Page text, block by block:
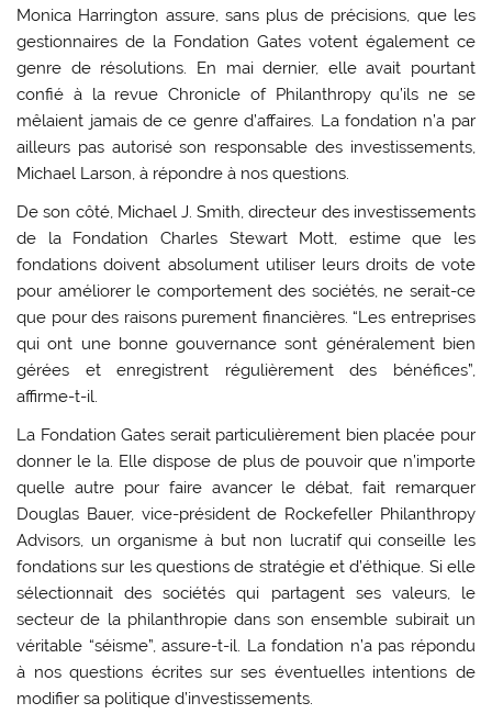
Monica Harrington assure, sans plus de précisions, que les
gestionnaires de la Fondation Gates votent également ce
genre de résolutions. En mai dernier, elle avait pourtant
confié à la revue Chronicle of Philanthropy qu’ils ne se
mêlaient jamais de ce genre d’affaires. La fondation n’a par
ailleurs pas autorisé son responsable des investissements,
Michael Larson, à répondre à nos questions.
De son côté, Michael J. Smith, directeur des investissements
de la Fondation Charles Stewart Mott, estime que les
fondations doivent absolument utiliser leurs droits de vote
pour améliorer le comportement des sociétés, ne serait-ce
que pour des raisons purement financières. “Les entreprises
qui ont une bonne gouvernance sont généralement bien
gérées et enregistrent régulièrement des bénéfices”,
affirme-t-il.
La Fondation Gates serait particulièrement bien placée pour
donner le la. Elle dispose de plus de pouvoir que n’importe
quelle autre pour faire avancer le débat, fait remarquer
Douglas Bauer, vice-président de Rockefeller Philanthropy
Advisors, un organisme à but non lucratif qui conseille les
fondations sur les questions de stratégie et d’éthique. Si elle
sélectionnait des sociétés qui partagent ses valeurs, le
secteur de la philanthropie dans son ensemble subirait un
véritable “séisme”, assure-t-il. La fondation n’a pas répondu
à nos questions écrites sur ses éventuelles intentions de
modifier sa politique d’investissements.